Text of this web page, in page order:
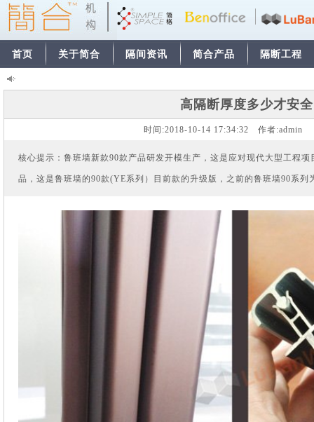
首页 关于简合 隔间资讯 简合产品 隔断工程
高隔断厚度多少才安
时间:2018-10-14 17:34:32 作者:admin
核心提示：鲁班墙新款90款产品研发开模生产，这是应对现代大型工程
品，这是鲁班墙的90款(YE系列）目前款的升级版，之前的鲁班墙90系列